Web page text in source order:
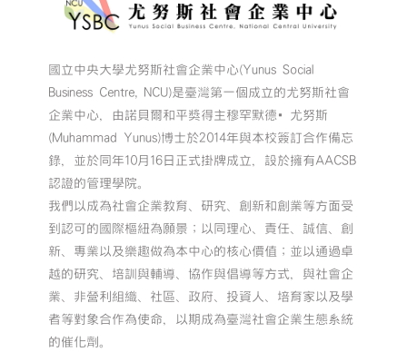
國立中央大學尤努斯社會企業中心(Yunus Social
Business Centre, NCU)是臺灣第一個成立的尤努斯社會
企業中心，由諾貝爾和平獎得主穆罕默德•尤努斯
(Muhammad Yunus)博士於2014年與本校簽訂合作備忘
錄，並於同年10月16日正式掛牌成立，設於擁有AACSB
認證的管理學院。
我們以成為社會企業教育、研究、創新和創業等方面受
到認可的國際樞紐為願景；以同理心、責任、誠信、創
新、專業以及樂趣做為本中心的核心價值；並以通過卓
越的研究、培訓與輔導、協作與倡導等方式，與社會企
業、非營利組織、社區、政府、投資人、培育家以及學
者等對象合作為使命，以期成為臺灣社會企業生態系統
的催化劑。